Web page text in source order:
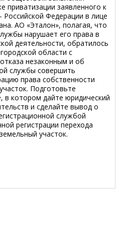
приватизации заявленного к
Российской Федерации в лице
АО «Эталон», полагая, что
нарушает его права в
деятельности, обратилось
области с
незаконным и об
службы совершить
права собственности
Подготовьте
в котором дайте юридический
и сделайте вывод о
службой
регистрации перехода
участок.